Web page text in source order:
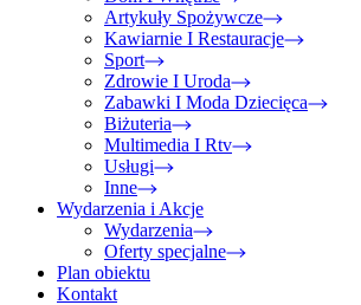
Artykuły Spożywcze
Kawiarnie I Restauracje
Sport
Zdrowie I Uroda
Zabawki I Moda Dziecięca
Biżuteria
Multimedia I Rtv
Usługi
Inne
Wydarzenia i Akcje
Wydarzenia
Oferty specjalne
Plan obiektu
Kontakt